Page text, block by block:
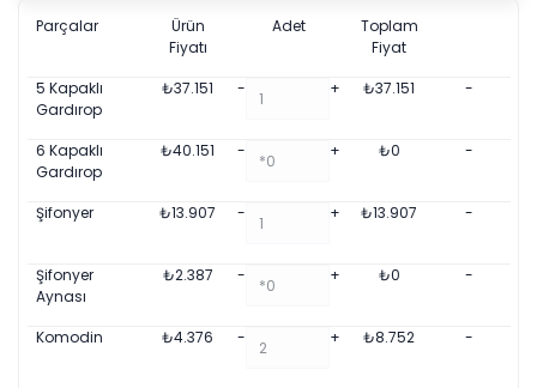
Parçalar
Ürün
Fiyatı
Adet
Toplam
Fiyat
5 Kapaklı
Gardırop
₺37.151 - + ₺37.151 -
6 Kapaklı
Gardırop
₺40.151 - + ₺0 -
Şifonyer ₺13.907 - + ₺13.907 -
Şifonyer
Aynası
₺2.387 - + ₺0 -
Komodin ₺4.376 - + ₺8.752 -